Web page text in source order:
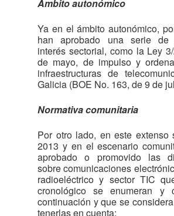
Ámbito autonómico
Ya en el ámbito autonómico,
han aprobado una serie de
interés sectorial, como la Ley
de mayo, de impulso y
infraestructuras de
Galicia (BOE No. 163, de 9 de
Normativa comunitaria
Por otro lado, en este extenso
2013 y en el escenario
aprobado o promovido las
sobre comunicaciones
radioeléctrico y sector TIC
cronológico se enumeran y
continuación y que se
tenerlas en cuenta: